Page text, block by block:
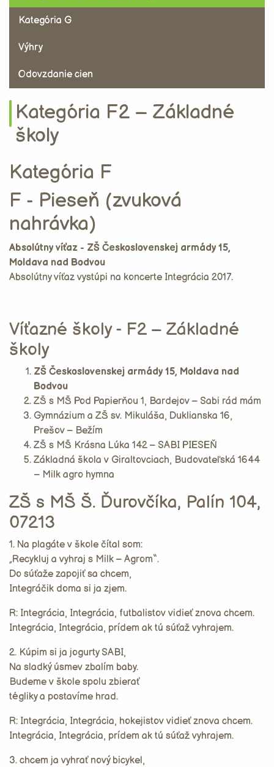
Kategória G
Výhry
Odovzdanie cien
Kategória F2 – Základné
školy
Kategória F
F - Pieseň (zvuková
nahrávka)
Absolútny víťaz - ZŠ Československej armády 15,
Moldava nad Bodvou
Absolútny víťaz vystúpi na koncerte Integrácia 2017.
Víťazné školy - F2 – Základné
školy
ZŠ Československej armády 15, Moldava nad
Bodvou
ZŠ s MŠ Pod Papierňou 1, Bardejov – Sabi rád mám
Gymnázium a ZŠ sv. Mikuláša, Duklianska 16,
Prešov – Bežím
ZŠ s MŠ Krásna Lúka 142 – SABI PIESEŇ
Základná škola v Giraltovciach, Budovateľská 1644
– Milk agro hymna
ZŠ s MŠ Š. Ďurovčíka, Palín 104,
07213
1. Na plagáte v škole čítal som:
„Recykluj a vyhraj s Milk – Agrom“.
Do súťaže zapojiť sa chcem,
Integráčik doma si ja zjem.
R: Integrácia, Integrácia, futbalistov vidieť znova chcem.
Integrácia, Integrácia, prídem ak tú súťaž vyhrajem.
2. Kúpim si ja jogurty SABI,
Na sladký úsmev zbalím baby.
Budeme v škole spolu zbierať
tégliky a postavíme hrad.
R: Integrácia, Integrácia, hokejistov vidieť znova chcem.
Integrácia, Integrácia, prídem ak tú súťaž vyhrajem.
3. chcem ja vyhrať nový bicykel,